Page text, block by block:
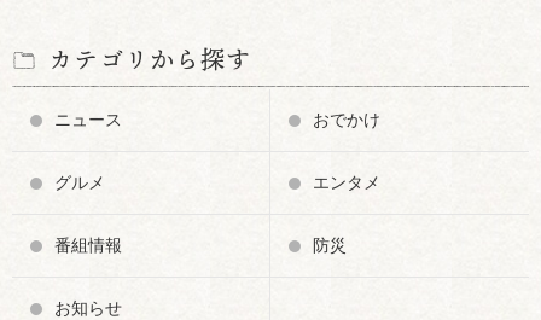
カテゴリから探す
ニュース おでかけ
グルメ エンタメ
番組情報 防災
お知らせ